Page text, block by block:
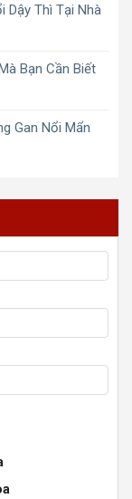
Dậy Thì Tại Nhà
Bạn Cần Biết
Gan Nổi Mẩn